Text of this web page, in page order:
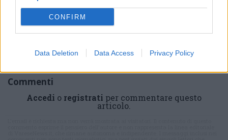
CONFIRM
Data Deletion Data Access Privacy Policy
Iscriviti alla
newsletter
Commenti
Accedi o registrati per commentare questo
articolo.